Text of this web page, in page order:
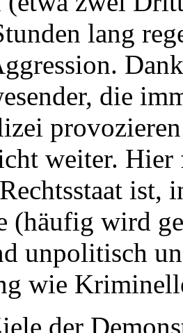
lang
die
weiter. Hier
ist,
(häufig wird
unpolitisch
wie
der